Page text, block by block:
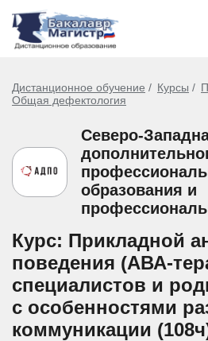
Дистанционное обучение Курсы
Общая дефектология
Северо-
образования и
Курс: Прикладной
поведения (АВА-
специалистов и
с особенностями
коммуникации